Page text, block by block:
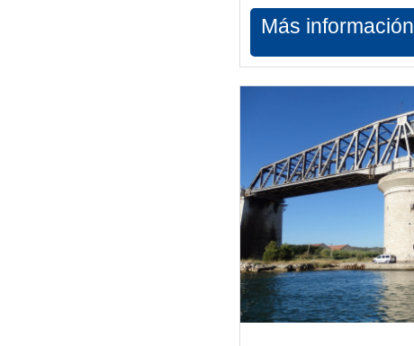
Más información